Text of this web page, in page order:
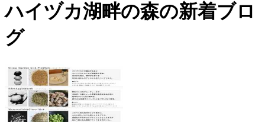
ハイヅカ湖畔の森の新着ブロ
グ